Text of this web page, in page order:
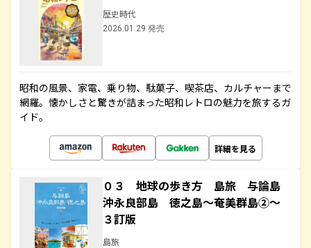
歴史時代
2026.01.29 発売
昭和の風景、家電、乗り物、駄菓子、喫茶店、カルチャーまで
網羅。懐かしさと驚きが詰まった昭和レトロの魅力を旅するガ
イド。
詳細を見る
０３ 地球の歩き方 島旅 与論島
沖永良部島 徳之島～奄美群島②～
３訂版
島旅